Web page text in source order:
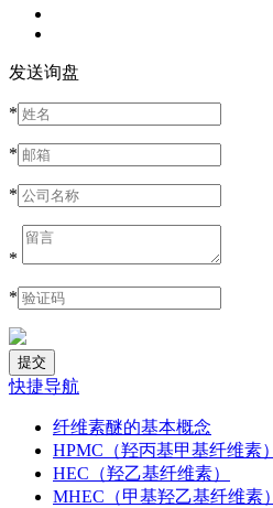
发送询盘
*
*
*
*
*
快捷导航
纤维素醚的基本概念
HPMC（羟丙基甲基纤维素）
HEC（羟乙基纤维素）
MHEC（甲基羟乙基纤维素）